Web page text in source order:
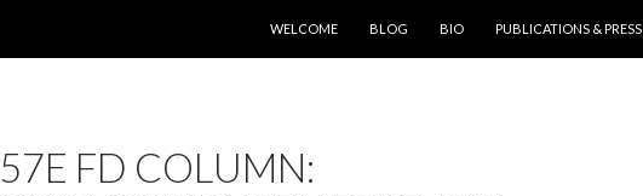
WELCOME
BLOG BIO PUBLICATIONS & PRESS
57E FD COLUMN: